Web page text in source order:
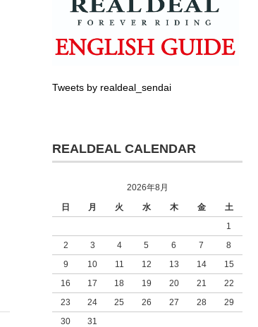
Tweets by realdeal_sendai
REALDEAL CALENDAR
2026年8月
日
月 火 水 木 金
土
1
2
3 4 5 6 7
8
9
10 11 12 13 14
15
16
17 18 19 20 21
22
23
24 25 26 27 28
29
30
31